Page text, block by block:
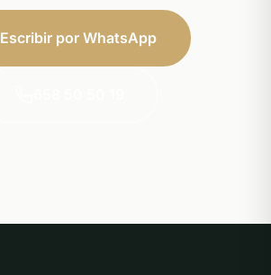
Escribir por WhatsApp